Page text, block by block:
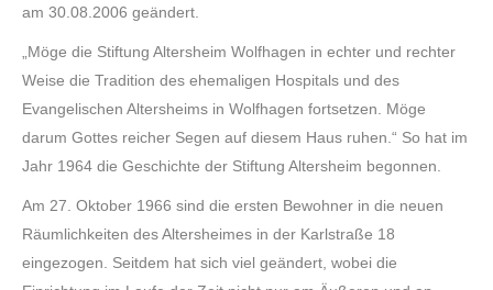
am 30.08.2006 geändert.
„Möge die Stiftung Altersheim Wolfhagen in echter und rechter
Weise die Tradition des ehemaligen Hospitals und des
Evangelischen Altersheims in Wolfhagen fortsetzen. Möge
darum Gottes reicher Segen auf diesem Haus ruhen.“ So hat im
Jahr 1964 die Geschichte der Stiftung Altersheim begonnen.
Am 27. Oktober 1966 sind die ersten Bewohner in die neuen
Räumlichkeiten des Altersheimes in der Karlstraße 18
eingezogen. Seitdem hat sich viel geändert, wobei die